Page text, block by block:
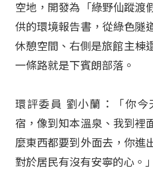
空地，開發為「綠野仙蹤渡
供的環境報告書，從綠色隧
休憩空間、右側是旅館主棟
一條路就是下賓朗部落。
環評委員 劉小蘭：「你今
宿，像到知本溫泉、我到裡
麼東西都要到外面去，你進
對於居民有沒有安寧的心。」